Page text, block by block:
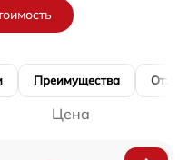
Преимущества
Цена